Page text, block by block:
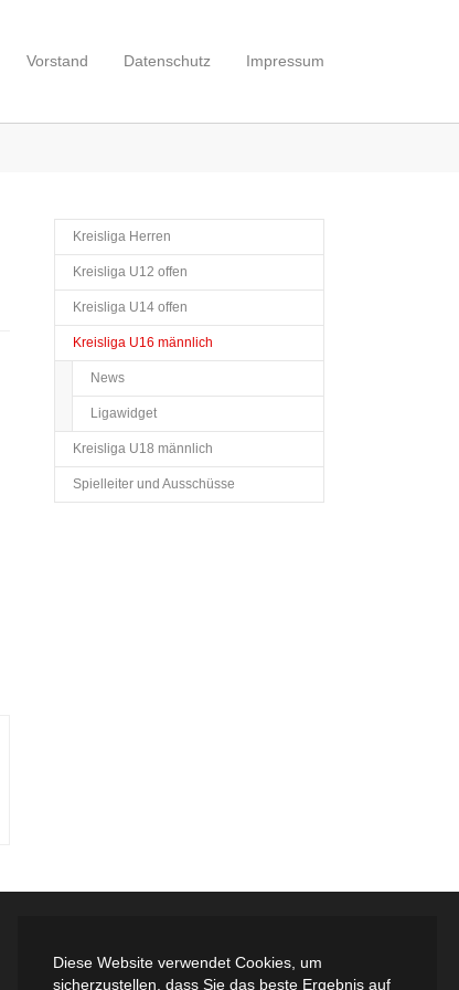
Diese Website verwendet Cookies, um
sicherzustellen, dass Sie das beste Ergebnis auf
Vorstand Datenschutz Impressum
Kreisliga Herren
Kreisliga U12 offen
Kreisliga U14 offen
Kreisliga U16 männlich
News
Ligawidget
Kreisliga U18 männlich
Spielleiter und Ausschüsse